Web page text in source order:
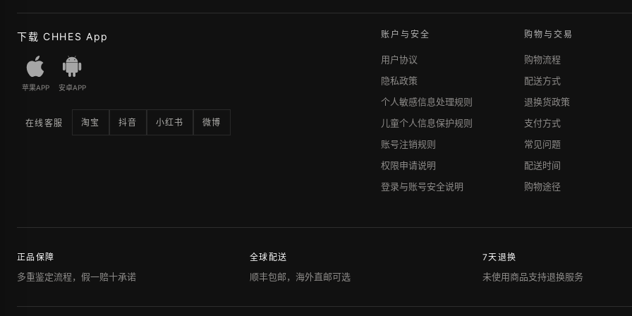
下载 CHHES App
苹果APP 安卓APP
在线客服 淘宝 抖音 小红书 微博
账户与安全
用户协议
隐私政策
个人敏感信息处理规则
儿童个人信息保护规则
账号注销规则
权限申请说明
登录与账号安全说明
购物与交易
购物流程
配送方式
退换货政策
支付方式
常见问题
配送时间
购物途径
正品保障
多重鉴定流程，假一赔十承诺
全球配送
顺丰包邮，海外直邮可选
7天退换
未使用商品支持退换服务